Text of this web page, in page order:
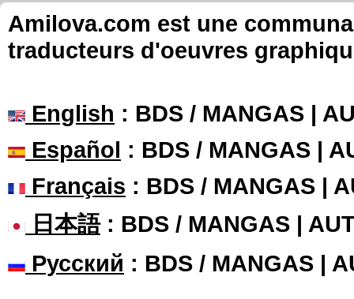
Amilova.com est une
traducteurs d'oeuvres
English : BDS / MANGAS |
Español : BDS / MANGAS |
Français : BDS / MANGAS |
日本語: BDS / MANGAS |
Русский : BDS / MANGAS |